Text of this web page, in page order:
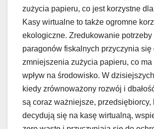
zużycia papieru, co jest korzystne
Kasy wirtualne to także ogromne
ekologiczne. Zredukowanie
paragonów fiskalnych przyczynia się
zmniejszenia zużycia papieru, co
wpływ na środowisko. W
kiedy zrównoważony rozwój i
są coraz ważniejsze, przedsiębiorcy,
decydują się na kasę wirtualną,